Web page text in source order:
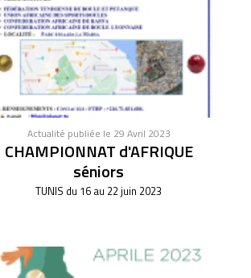
Actualité publiée le 29 Avril 2023
CHAMPIONNAT d'AFRIQUE
séniors
TUNIS du 16 au 22 juin 2023